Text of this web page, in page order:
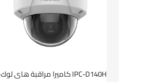
IPC-D140H كاميرا مراقبة هاى لوك